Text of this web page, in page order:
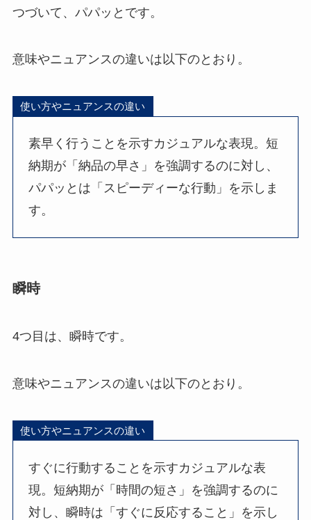
つづいて、パパッとです。
意味やニュアンスの違いは以下のとおり。
使い方やニュアンスの違い
素早く行うことを示すカジュアルな表現。短
納期が「納品の早さ」を強調するのに対し、
パパッとは「スピーディーな行動」を示しま
す。
瞬時
4つ目は、瞬時です。
意味やニュアンスの違いは以下のとおり。
使い方やニュアンスの違い
すぐに行動することを示すカジュアルな表
現。短納期が「時間の短さ」を強調するのに
対し、瞬時は「すぐに反応すること」を示し